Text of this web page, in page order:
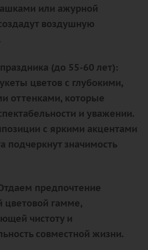
или ажурной
воздушную
(до 55-60 лет):
цветов с глубокими,
оттенками, которые
и уважении.
с яркими акцентами
подчеркнут значимость
предпочтение
цветовой гамме,
чистоту и
совместной жизни.